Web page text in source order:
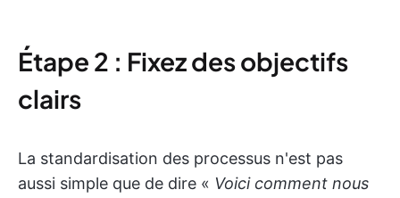
Étape 2 : Fixez des objectifs
clairs
La standardisation des processus n'est pas
aussi simple que de dire « Voici comment nous